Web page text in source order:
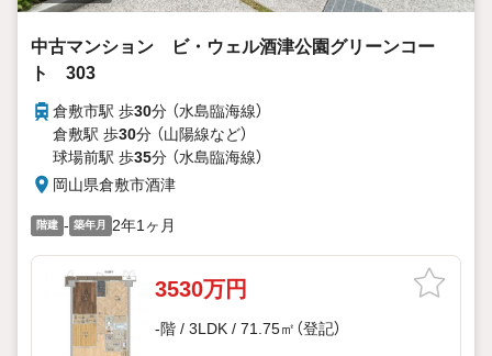
中古マンション ビ・ウェル酒津公園グリーンコー
ト 303
倉敷市駅 歩30分 （水島臨海線）
倉敷駅 歩30分 （山陽線など）
球場前駅 歩35分 （水島臨海線）
岡山県倉敷市酒津
階建 - 築年月 2年1ヶ月
3530万円
-階 / 3LDK / 71.75㎡（登記）